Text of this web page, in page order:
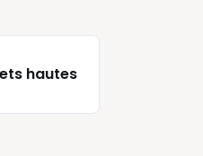
hautes